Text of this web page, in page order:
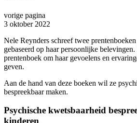
vorige pagina
3 oktober 2022
Nele Reynders schreef twee
gebaseerd op haar persoonlijke
prentenboek om haar gevoelens en
geven.
Aan de hand van deze boeken wil ze
bespreekbaar maken.
Psychische kwetsbaarheid